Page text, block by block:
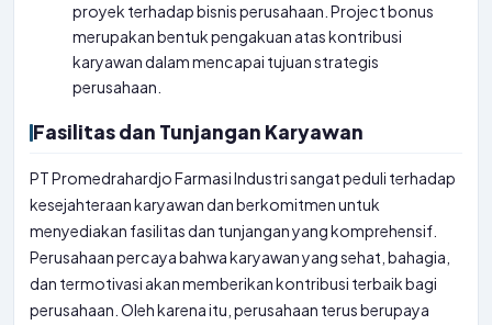
proyek terhadap bisnis perusahaan. Project bonus
merupakan bentuk pengakuan atas kontribusi
karyawan dalam mencapai tujuan strategis
perusahaan.
Fasilitas dan Tunjangan Karyawan
PT Promedrahardjo Farmasi Industri sangat peduli terhadap
kesejahteraan karyawan dan berkomitmen untuk
menyediakan fasilitas dan tunjangan yang komprehensif.
Perusahaan percaya bahwa karyawan yang sehat, bahagia,
dan termotivasi akan memberikan kontribusi terbaik bagi
perusahaan. Oleh karena itu, perusahaan terus berupaya